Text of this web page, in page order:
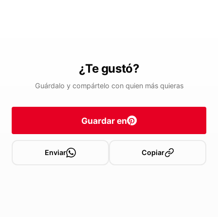
¿Te gustó?
Guárdalo y compártelo con quien más quieras
Guardar en
Enviar Copiar